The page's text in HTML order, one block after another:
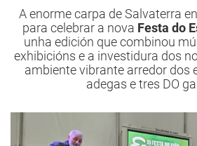
A enorme carpa de Salvaterra
para celebrar a nova Festa do
unha edición que combinou
exhibicións e a investidura dos
ambiente vibrante arredor dos
adegas e tres DO